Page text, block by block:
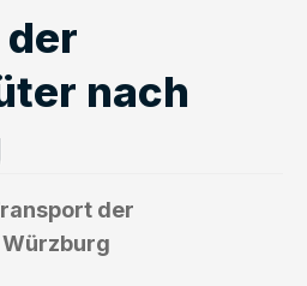
nach
der